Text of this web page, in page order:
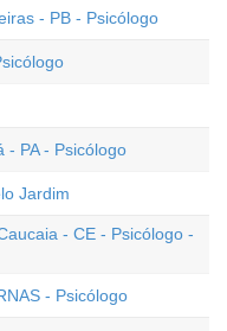
- PB - Psicólogo
- PA - Psicólogo
Jardim
- CE - Psicólogo -
- Psicólogo